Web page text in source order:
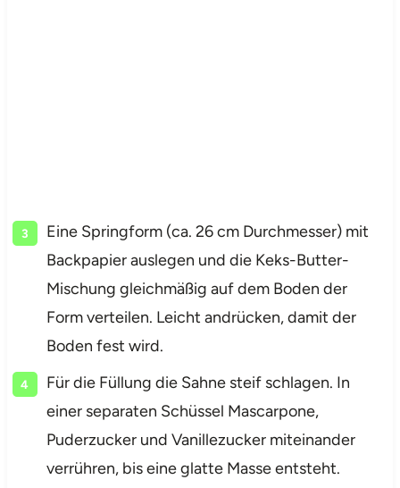
Eine Springform (ca. 26 cm Durchmesser) mit
Backpapier auslegen und die Keks-Butter-
Mischung gleichmäßig auf dem Boden der
Form verteilen. Leicht andrücken, damit der
Boden fest wird.
Für die Füllung die Sahne steif schlagen. In
einer separaten Schüssel Mascarpone,
Puderzucker und Vanillezucker miteinander
verrühren, bis eine glatte Masse entsteht.